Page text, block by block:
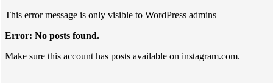
This error message is only visible to WordPress admins
Error: No posts found.
Make sure this account has posts available on instagram.com.